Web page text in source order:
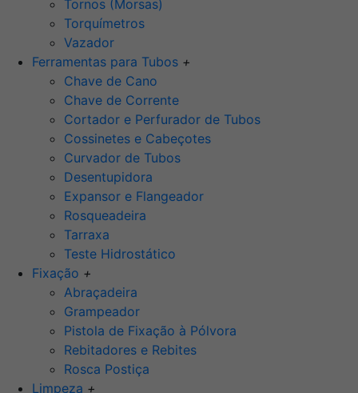
Tornos (Morsas)
Torquímetros
Vazador
Ferramentas para Tubos +
Chave de Cano
Chave de Corrente
Cortador e Perfurador de Tubos
Cossinetes e Cabeçotes
Curvador de Tubos
Desentupidora
Expansor e Flangeador
Rosqueadeira
Tarraxa
Teste Hidrostático
Fixação +
Abraçadeira
Grampeador
Pistola de Fixação à Pólvora
Rebitadores e Rebites
Rosca Postiça
Limpeza +